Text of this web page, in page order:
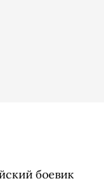
боевик